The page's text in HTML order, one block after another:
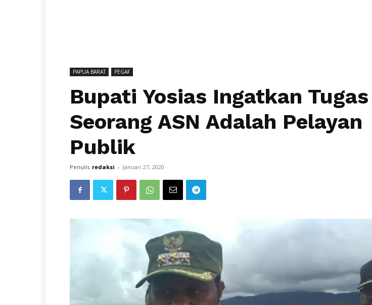
PAPUA BARAT PEGAF
Bupati Yosias Ingatkan Tugas
Seorang ASN Adalah Pelayan
Publik
Penulis redaksi - Januari 27, 2020